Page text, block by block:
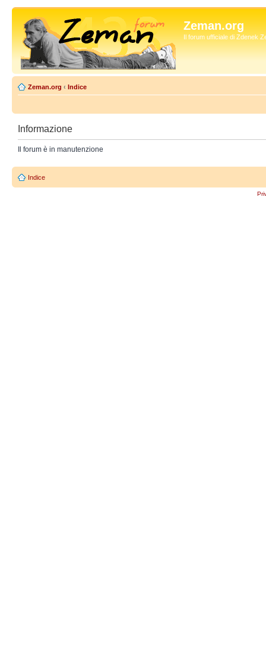
Zeman.org
Il forum ufficiale di Zdenek
Zeman.org ‹ Indice
Informazione
Il forum è in manutenzione
Indice